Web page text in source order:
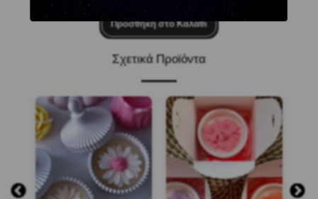
Προσθήκη στο Καλάθι
Σχετικά Προϊόντα